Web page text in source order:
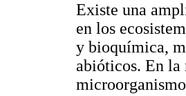
Existe una
en los
y bioquímica,
abióticos. En la